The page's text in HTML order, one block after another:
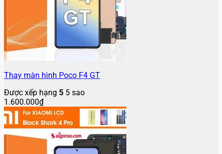
Thay màn hình Poco F4 GT
Được xếp hạng 5 5 sao
1.600.000₫